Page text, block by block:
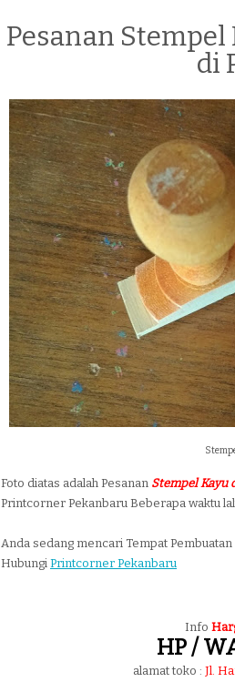
Pesanan
di
Foto diatas adalah Pesanan Stempel Kayu
Printcorner Pekanbaru Beberapa waktu
Anda sedang mencari Tempat Pembuatan
Hubungi Printcorner Pekanbaru
Info
HP /
alamat toko : Jl.